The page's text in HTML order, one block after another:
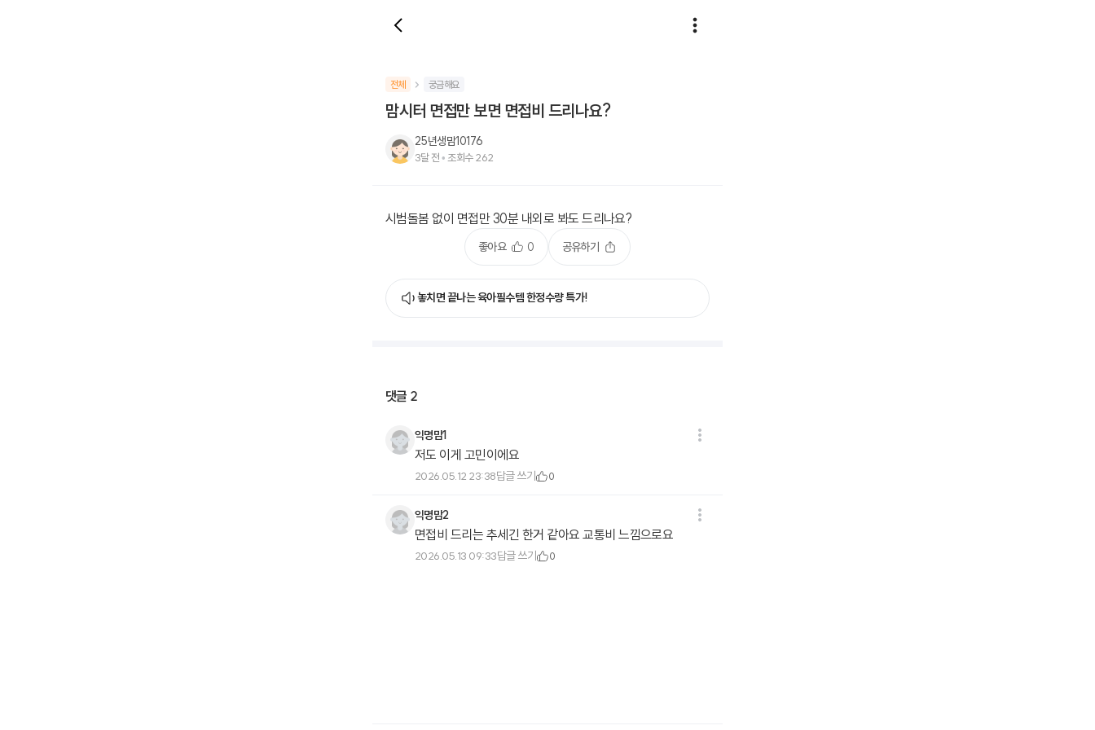
전체 궁금해요
맘시터 면접만 보면 면접비 드리나요?
25년생맘10176
3달 전 • 조회수262
시범돌봄 없이 면접만 30분 내외로 봐도 드리나요?
좋아요 0 공유하기
놓치면 끝나는 육아필수템 한정수량 특가!
댓글 2
익명맘1
저도 이게 고민이에요
2026.05.12 23:38답글 쓰기 0
익명맘2
면접비 드리는 추세긴 한거 같아요 교통비 느낌으로요
2026.05.13 09:33답글 쓰기 0